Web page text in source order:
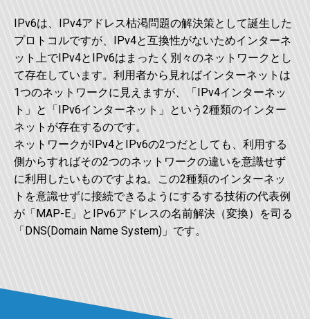
IPv6は、IPv4アドレス枯渇問題の解決策として誕生した
プロトコルですが、IPv4と互換性がないためインターネ
ット上でIPv4とIPv6はまったく別々のネットワークとし
て存在しています。利用者から見ればインターネットは
1つのネットワークに見えますが、「IPv4インターネッ
ト」と「IPv6インターネット」という2種類のインター
ネットが存在するのです。
ネットワークがIPv4とIPv6の2つだとしても、利用する
側からすればその2つのネットワークの違いを意識せず
に利用したいものですよね。この2種類のインターネッ
トを意識せずに接続できるようにするする技術の代表例
が「MAP-E」とIPv6アドレスの名前解決（変換）を司る
「DNS(Domain Name System)」です。